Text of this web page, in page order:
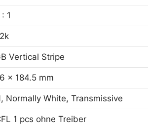
1
Vertical Stripe
x 184.5 mm
Normally White, Transmissive
1 pcs ohne Treiber